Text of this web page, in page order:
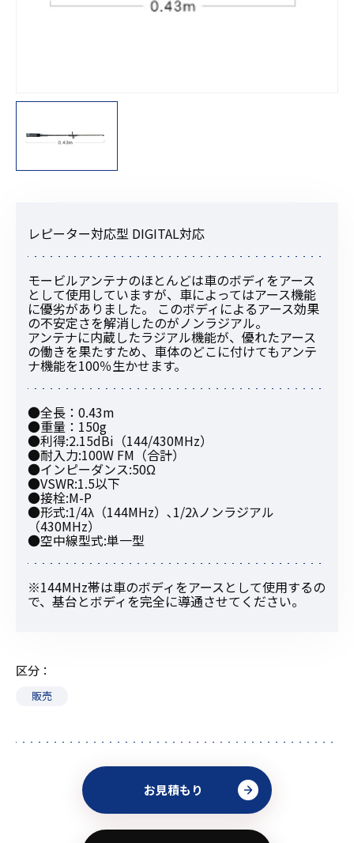
レピーター対応型 DIGITAL対応
モービルアンテナのほとんどは車のボディをアース
として使用していますが、車によってはアース機能
に優劣がありました。 このボディによるアース効果
の不安定さを解消したのがノンラジアル。
アンテナに内蔵したラジアル機能が、優れたアース
の働きを果たすため、車体のどこに付けてもアンテ
ナ機能を100％生かせます。
●全長：0.43m
●重量：150g
●利得:2.15dBi（144/430MHz）
●耐入力:100W FM（合計）
●インピーダンス:50Ω
●VSWR:1.5以下
●接栓:M-P
●形式:1/4λ（144MHz）､1/2λノンラジアル
（430MHz）
●空中線型式:単一型
※144MHz帯は車のボディをアースとして使用するの
で、基台とボディを完全に導通させてください。
区分
販売
お見積もり